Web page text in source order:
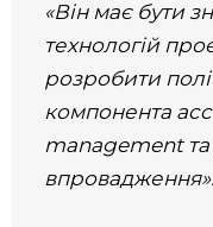
«Він має бути
технологій
розробити
компонента
management та
впровадження».